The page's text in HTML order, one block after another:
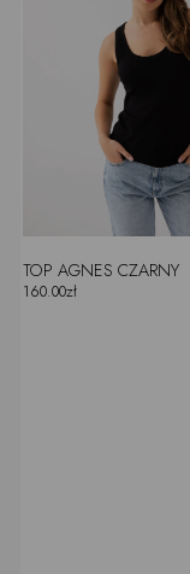
TOP AGNES CZARNY
160.00zł